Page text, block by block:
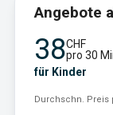
Angebote
38CHF
pro 30
für Kinder
Durchschn. Preis